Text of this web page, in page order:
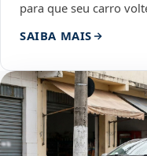
para que seu carro
SAIBA MAIS